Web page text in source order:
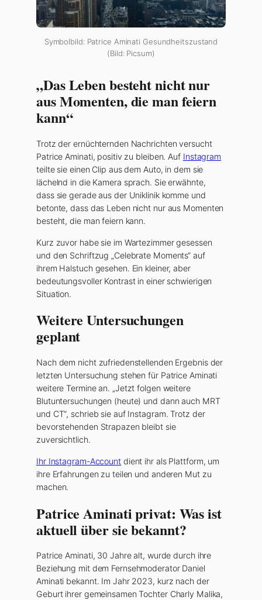
Symbolbild: Patrice Aminati Gesundheitszustand
(Bild: Picsum)
„Das Leben besteht nicht nur
aus Momenten, die man feiern
kann“
Trotz der ernüchternden Nachrichten versucht
Patrice Aminati, positiv zu bleiben. Auf Instagram
teilte sie einen Clip aus dem Auto, in dem sie
lächelnd in die Kamera sprach. Sie erwähnte,
dass sie gerade aus der Uniklinik komme und
betonte, dass das Leben nicht nur aus Momenten
besteht, die man feiern kann.
Kurz zuvor habe sie im Wartezimmer gesessen
und den Schriftzug „Celebrate Moments“ auf
ihrem Halstuch gesehen. Ein kleiner, aber
bedeutungsvoller Kontrast in einer schwierigen
Situation.
Weitere Untersuchungen
geplant
Nach dem nicht zufriedenstellenden Ergebnis der
letzten Untersuchung stehen für Patrice Aminati
weitere Termine an. „Jetzt folgen weitere
Blutuntersuchungen (heute) und dann auch MRT
und CT“, schrieb sie auf Instagram. Trotz der
bevorstehenden Strapazen bleibt sie
zuversichtlich.
Ihr Instagram-Accountdient ihr als Plattform, um
ihre Erfahrungen zu teilen und anderen Mut zu
machen.
Patrice Aminati privat: Was ist
aktuell über sie bekannt?
Patrice Aminati, 30 Jahre alt, wurde durch ihre
Beziehung mit dem Fernsehmoderator Daniel
Aminati bekannt. Im Jahr 2023, kurz nach der
Geburt ihrer gemeinsamen Tochter Charly Malika,